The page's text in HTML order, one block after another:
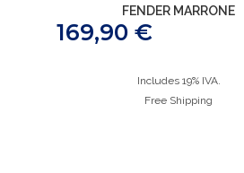
FENDER MARRONE
169,90 €
Includes 19% IVA.
Free Shipping